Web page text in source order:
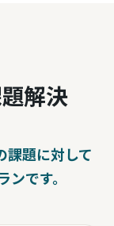
解決
課題に対して
ンです。